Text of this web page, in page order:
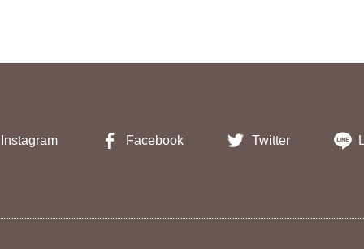
Instagram Facebook Twitter